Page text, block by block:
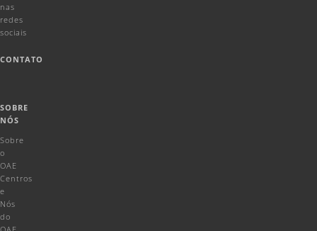
nas
redes
sociais
CONTATO
SOBRE
NÓS
Sobre
o
OAE
Centros
e
Nós
do